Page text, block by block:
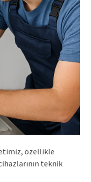
özellikle
teknik